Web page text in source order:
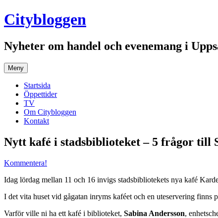
Hoppa
till
Citybloggen
Nyheter om handel och evenemang i
Meny
Startsida
Öppettider
TV
Om Citybloggen
Kontakt
Nytt kafé i stadsbiblioteket – 5 frågor till
Kommentera!
Idag lördag mellan 11 och 16 invigs stadsbibliotekets nya kafé
I det vita huset vid gågatan inryms kaféet och en uteservering
Varför ville ni ha ett kafé i biblioteket, Sabina Andersson,